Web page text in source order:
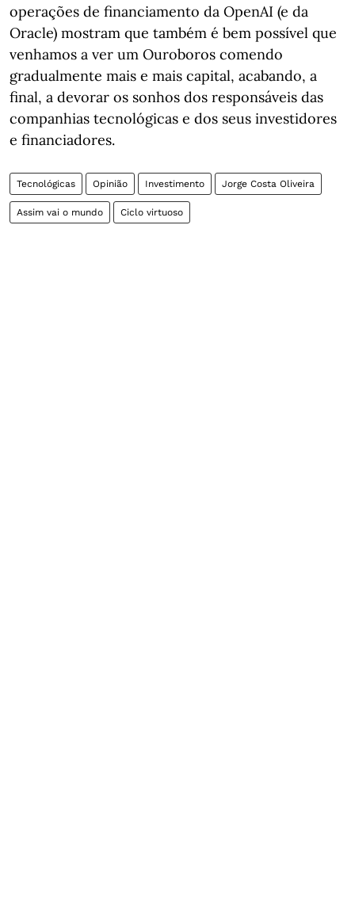
operações de financiamento da OpenAI (e da
Oracle) mostram que também é bem possível que
venhamos a ver um Ouroboros comendo
gradualmente mais e mais capital, acabando, a
final, a devorar os sonhos dos responsáveis das
companhias tecnológicas e dos seus investidores
e financiadores.
Tecnológicas Opinião Investimento Jorge Costa Oliveira
Assim vai o mundo Ciclo virtuoso